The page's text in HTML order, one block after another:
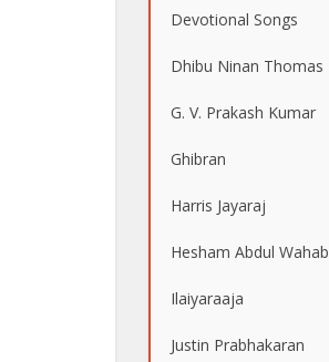
Devotional Songs
Dhibu Ninan Thomas
G. V. Prakash Kumar
Ghibran
Harris Jayaraj
Hesham Abdul Wahab
Ilaiyaraaja
Justin Prabhakaran